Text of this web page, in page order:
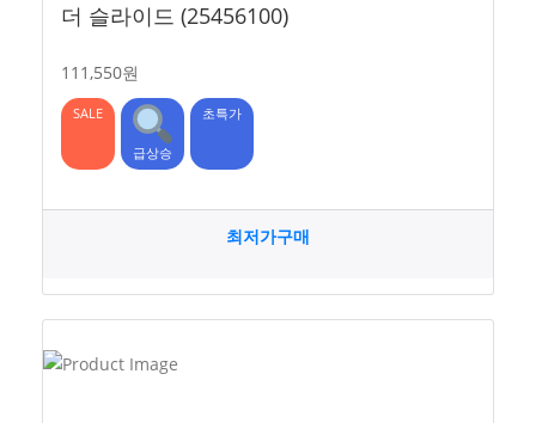
더 슬라이드 (25456100)
111,550원
SALE
급상승
초특가
최저가구매